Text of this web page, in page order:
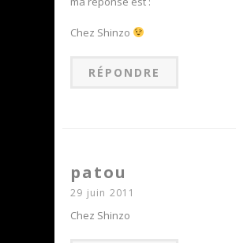
Chez Shinzo
RÉPONDRE
patou
29 juin 2011
Chez Shinzo